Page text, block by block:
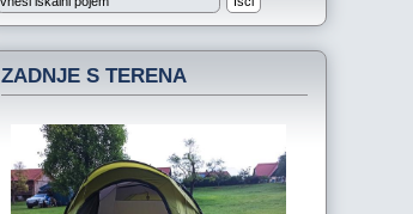
ZADNJE S TERENA